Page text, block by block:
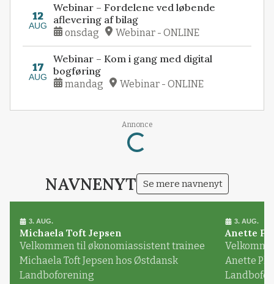
12
AUG
Webinar – Fordelene ved løbende
aflevering af bilag
onsdag Webinar - ONLINE
17
AUG
Webinar – Kom i gang med digital
bogføring
mandag Webinar - ONLINE
Annonce
Loading...
NAVNENYT Se mere navnenyt
3. AUG.
Michaela Toft Jepsen
Velkommen til økonomiassistent trainee
Michaela Toft Jepsen hos Østdansk
Landboforening
3. AUG.
Anette
Anette